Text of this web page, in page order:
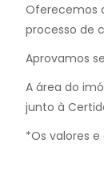
Oferecemos
processo de
Aprovamos
A área do
junto à
*Os valores